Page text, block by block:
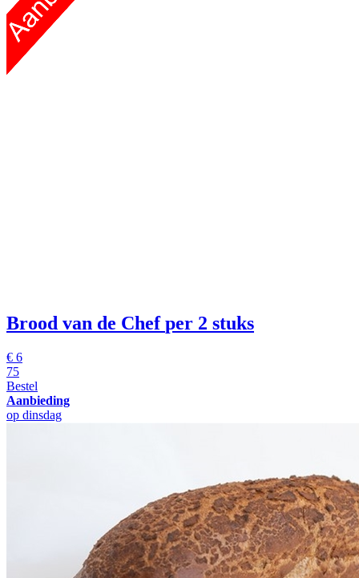
Brood van de Chef per 2 stuks
€ 6
75
Bestel
Aanbieding
op dinsdag